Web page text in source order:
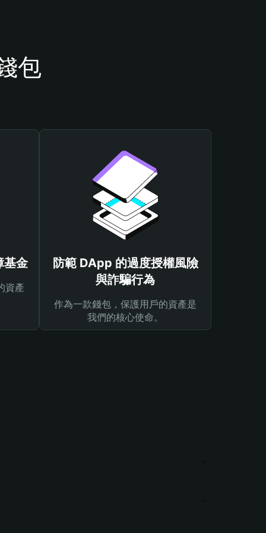
包
金
資產
防範 DApp 的過度授權風險
與詐騙行為
作為一款錢包，保護用戶的資產是
我們的核心使命。